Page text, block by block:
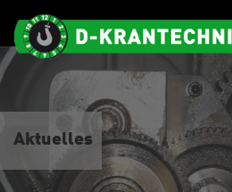
Aktuelles